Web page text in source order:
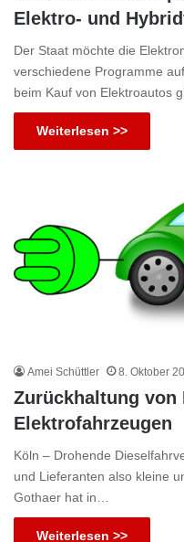
Elektro- und
Der Staat möchte die
verschiedene Programme
beim Kauf von Elektroautos
Weiterlesen >>
Amei Schüttler 8. Oktober
Zurückhaltung von
Elektrofahrzeugen
Köln – Drohende
und Lieferanten also kleine
Gothaer hat in…
Weiterlesen >>